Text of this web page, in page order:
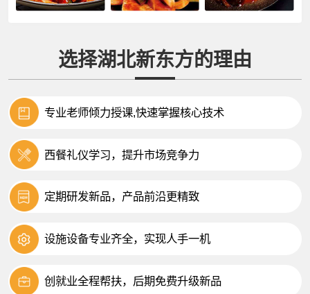
选择湖北新东方的理由
专业老师倾力授课,快速掌握核心技术
西餐礼仪学习，提升市场竞争力
定期研发新品，产品前沿更精致
设施设备专业齐全，实现人手一机
创就业全程帮扶，后期免费升级新品